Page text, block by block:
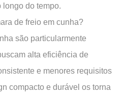
do tempo.
de freio em cunha?
são particularmente
alta eficiência de
e menores requisitos
compacto e durável os torna